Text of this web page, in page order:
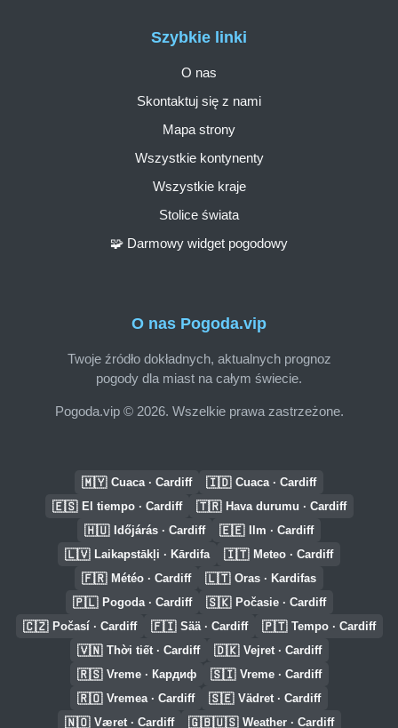
O nas Pogoda.vip
Twoje źródło dokładnych, aktualnych prognoz
pogody dla miast na całym świecie.
Pogoda.vip © 2026. Wszelkie prawa zastrzeżone.
Szybkie linki
O nas
Skontaktuj się z nami
Mapa strony
Wszystkie kontynenty
Wszystkie kraje
Stolice świata
🧩 Darmowy widget pogodowy
🇲🇾 Cuaca · Cardiff 🇮🇩 Cuaca · Cardiff
🇪🇸 El tiempo · Cardiff 🇹🇷 Hava durumu · Cardiff
🇭🇺 Időjárás · Cardiff 🇪🇪 Ilm · Cardiff
🇱🇻 Laikapstākļi · Kārdifa 🇮🇹 Meteo · Cardiff
🇫🇷 Météo · Cardiff 🇱🇹 Oras · Kardifas
🇵🇱 Pogoda · Cardiff 🇸🇰 Počasie · Cardiff
🇨🇿 Počasí · Cardiff 🇫🇮 Sää · Cardiff 🇵🇹 Tempo · Cardiff
🇻🇳 Thời tiết · Cardiff 🇩🇰 Vejret · Cardiff
🇷🇸 Vreme · Кардиф 🇸🇮 Vreme · Cardiff
🇷🇴 Vremea · Cardiff 🇸🇪 Vädret · Cardiff
🇳🇴 Været · Cardiff 🇬🇧🇺🇸 Weather · Cardiff